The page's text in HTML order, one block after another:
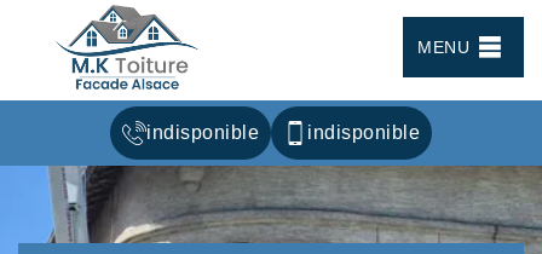
MENU
indisponible indisponible